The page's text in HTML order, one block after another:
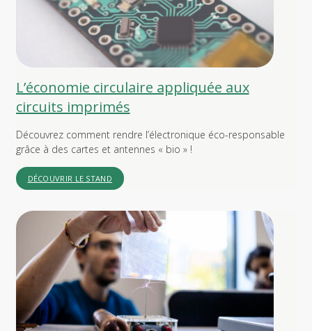
L’économie circulaire appliquée aux
circuits imprimés
Découvrez comment rendre l’électronique éco-responsable
grâce à des cartes et antennes « bio » !
DÉCOUVRIR LE STAND